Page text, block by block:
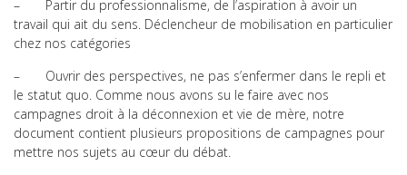
– Partir du professionnalisme, de l’aspiration à avoir un
travail qui ait du sens. Déclencheur de mobilisation en particulier
chez nos catégories
– Ouvrir des perspectives, ne pas s’enfermer dans le repli et
le statut quo. Comme nous avons su le faire avec nos
campagnes droit à la déconnexion et vie de mère, notre
document contient plusieurs propositions de campagnes pour
mettre nos sujets au cœur du débat.